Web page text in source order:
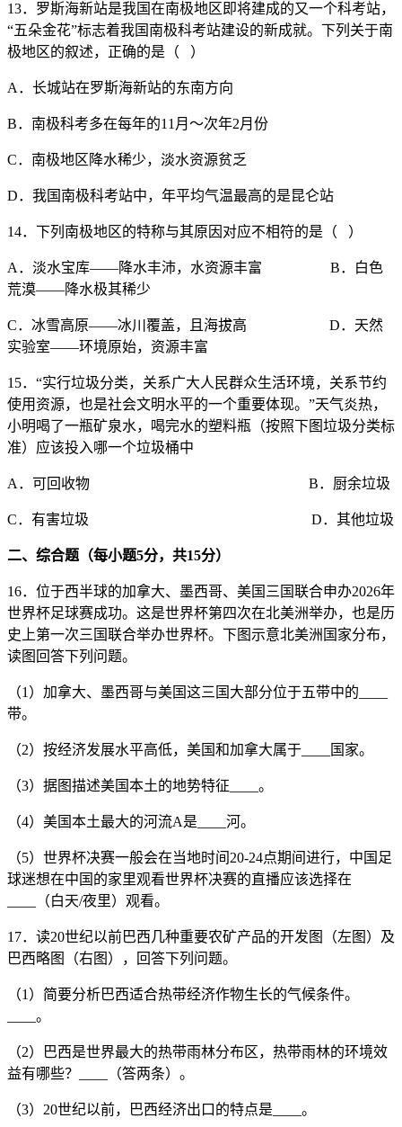
13．罗斯海新站是我国在南极地区即将建成的又一个科考站，
“五朵金花”标志着我国南极科考站建设的新成就。下列关于南
极地区的叙述，正确的是（ ）
A．长城站在罗斯海新站的东南方向
B．南极科考多在每年的11月～次年2月份
C．南极地区降水稀少，淡水资源贫乏
D．我国南极科考站中，年平均气温最高的是昆仑站
14．下列南极地区的特称与其原因对应不相符的是（ ）
A．淡水宝库——降水丰沛，水资源丰富 B．白色
荒漠——降水极其稀少
C．冰雪高原——冰川覆盖，且海拔高 D．天然
实验室——环境原始，资源丰富
15．“实行垃圾分类，关系广大人民群众生活环境，关系节约
使用资源，也是社会文明水平的一个重要体现。”天气炎热，
小明喝了一瓶矿泉水，喝完水的塑料瓶（按照下图垃圾分类标
准）应该投入哪一个垃圾桶中
A．可回收物 B．厨余垃圾
C．有害垃圾 D．其他垃圾
二、综合题（每小题5分，共15分）
16．位于西半球的加拿大、墨西哥、美国三国联合申办2026年
世界杯足球赛成功。这是世界杯第四次在北美洲举办，也是历
史上第一次三国联合举办世界杯。下图示意北美洲国家分布，
读图回答下列问题。
（1）加拿大、墨西哥与美国这三国大部分位于五带中的____
带。
（2）按经济发展水平高低，美国和加拿大属于____国家。
（3）据图描述美国本土的地势特征____。
（4）美国本土最大的河流A是____河。
（5）世界杯决赛一般会在当地时间20-24点期间进行，中国足
球迷想在中国的家里观看世界杯决赛的直播应该选择在
____（白天/夜里）观看。
17．读20世纪以前巴西几种重要农矿产品的开发图（左图）及
巴西略图（右图），回答下列问题。
（1）简要分析巴西适合热带经济作物生长的气候条件。
____。
（2）巴西是世界最大的热带雨林分布区，热带雨林的环境效
益有哪些？____（答两条）。
（3）20世纪以前，巴西经济出口的特点是____。